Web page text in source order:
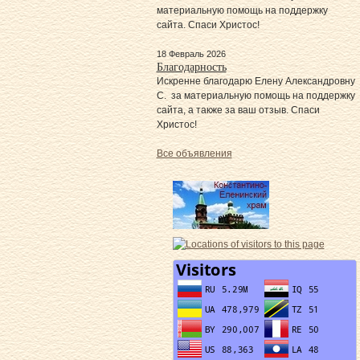
материальную помощь на поддержку
сайта. Спаси Христос!
18 Февраль 2026
Благодарность
Искренне благодарю Елену Александровну
С. за материальную помощь на поддержку
сайта, а также за ваш отзыв. Спаси
Христос!
Все объявления